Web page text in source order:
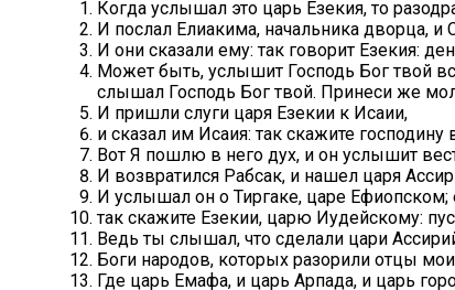
Когда услышал это царь Езекия, то
И послал Елиакима, начальника дворца,
И они сказали ему: так говорит Езекия:
Может быть, услышит Господь Бог твой
слышал Господь Бог твой. Принеси же
И пришли слуги царя Езекии к Исаии,
и сказал им Исаия: так скажите
Вот Я пошлю в него дух, и он услышит
И возвратился Рабсак, и нашел царя
И услышал он о Тиргаке, царе Ефиопском;
так скажите Езекии, царю Иудейскому:
Ведь ты слышал, что сделали цари
Боги народов, которых разорили отцы
Где царь Емафа, и царь Арпада, и царь